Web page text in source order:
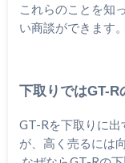
これらのことを知
い商談ができます。
下取りではGT-R
GT-Rを下取りに
が、高く売るには